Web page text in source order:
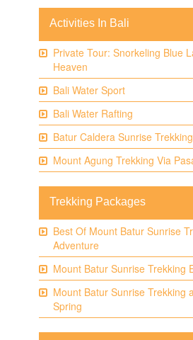
Activities In Bali
Private Tour: Snorkeling Blue
Heaven
Bali Water Sport
Bali Water Rafting
Batur Caldera Sunrise Trekking
Mount Agung Trekking Via
Trekking Packages
Best Of Mount Batur Sunrise
Adventure
Mount Batur Sunrise Trekking
Mount Batur Sunrise Trekking
Spring